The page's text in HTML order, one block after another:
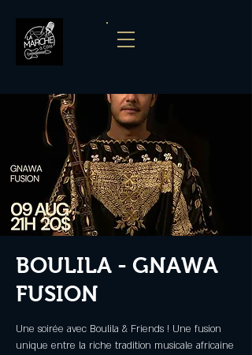
BOULILA - GNAWA
FUSION
Une soirée avec Boulila & Friends ! Une fusion
unique entre la riche tradition musicale africaine